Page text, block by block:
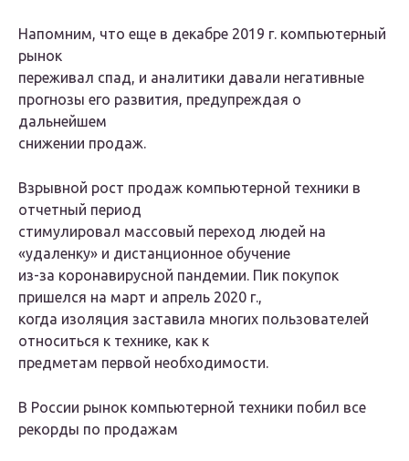
Напомним, что еще в декабре 2019 г. компьютерный
рынок
переживал спад, и аналитики давали негативные
прогнозы его развития, предупреждая о
дальнейшем
снижении продаж.
Взрывной рост продаж компьютерной техники в
отчетный период
стимулировал массовый переход людей на
«удаленку» и дистанционное обучение
из-за коронавирусной пандемии. Пик покупок
пришелся на март и апрель 2020 г.,
когда изоляция заставила многих пользователей
относиться к технике, как к
предметам первой необходимости.
В России рынок компьютерной техники побил все
рекорды по продажам